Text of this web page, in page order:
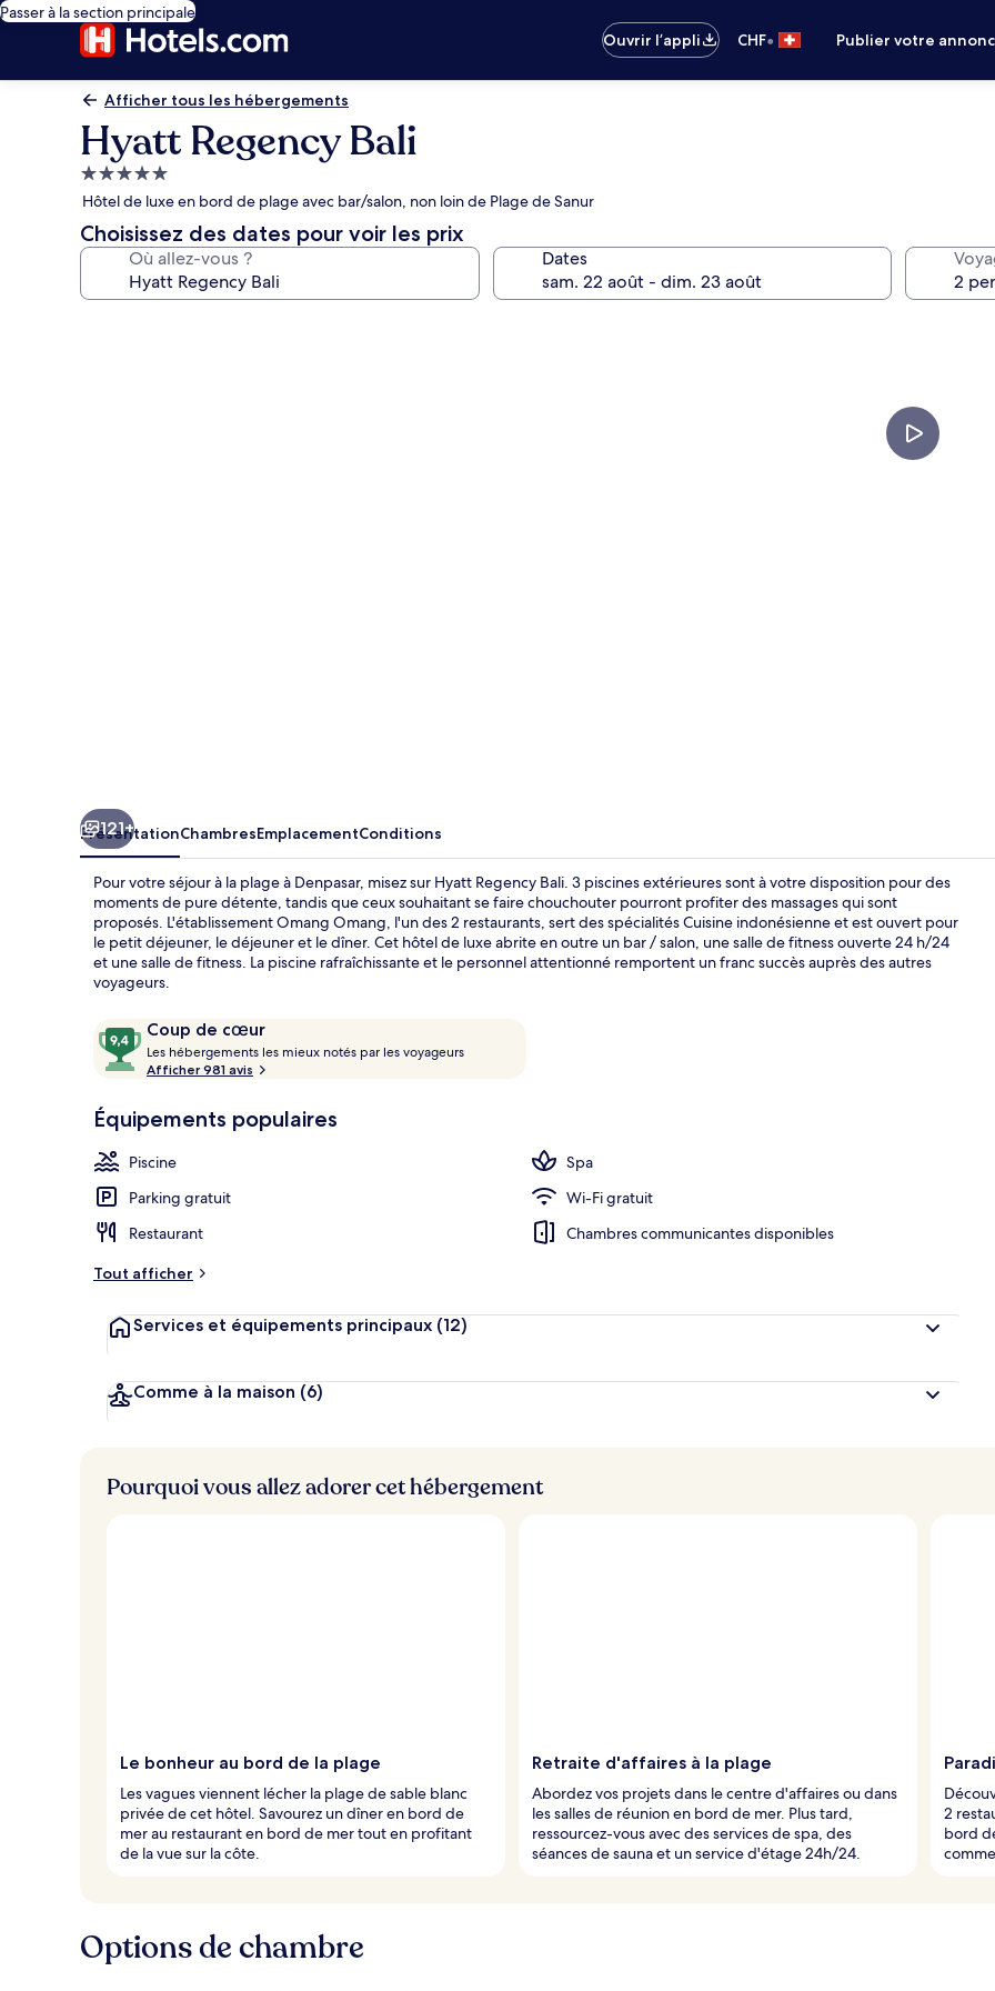
Passer à la section principale
Ouvrir l’appli
CHF• Publier votre
Afficher tous les hébergements
Hyatt Regency Bali
Hébergement
5.0 étoiles
Hôtel de luxe en bord de plage avec bar/salon, non loin de Plage de Sanur
Choisissez des dates pour voir les prix
Où allez-vous ? Dates
Massages
Extérieur
121+
PrésentationChambresEmplacementConditions
Pour votre séjour à la plage à Denpasar, misez sur Hyatt Regency Bali. 3 piscines extérieures sont à votre disposition pour des
moments de pure détente, tandis que ceux souhaitant se faire chouchouter pourront profiter des massages qui sont
proposés. L'établissement Omang Omang, l'un des 2 restaurants, sert des spécialités Cuisine indonésienne et est ouvert pour
le petit déjeuner, le déjeuner et le dîner. Cet hôtel de luxe abrite en outre un bar / salon, une salle de fitness ouverte 24 h/24
et une salle de fitness. La piscine rafraîchissante et le personnel attentionné remportent un franc succès auprès des autres
voyageurs.
Avis
voyageurs
Coup de cœur
9,4
sur
10,
de
Les hébergements les mieux notés par les voyageurs
n
i
s
Afficher 981 avis
Équipements populaires
Piscine
Spa
Parking gratuit
Wi-Fi gratuit
Restaurant
Chambres communicantes disponibles
Tout afficher
Services et équipements principaux (12)
Comme à la maison (6)
Pourquoi vous allez adorer cet hébergement
Le bonheur au bord de la plage
Les vagues viennent lécher la plage de sable blanc
privée de cet hôtel. Savourez un dîner en bord de
mer au restaurant en bord de mer tout en profitant
de la vue sur la côte.
Retraite d'affaires à la plage
Abordez vos projets dans le centre d'affaires ou dans
les salles de réunion en bord de mer. Plus tard,
ressourcez-vous avec des services de spa, des
séances de sauna et un service d'étage 24h/24.
2
bord
Options de chambre